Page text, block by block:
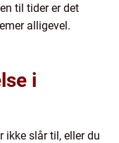
til tider er det
alligevel.
i
ikke slår til, eller du